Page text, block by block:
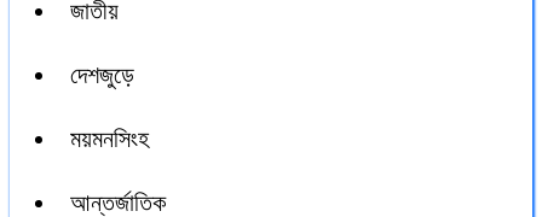
জাতীয়
দেশজুড়ে
ময়মনসিংহ
আন্তর্জাতিক